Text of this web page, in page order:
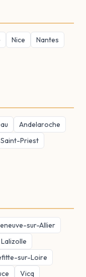
Nice
Nantes
Andelaroche
Priest
sur-Allier
Lalizolle
sur-Loire
Vicq